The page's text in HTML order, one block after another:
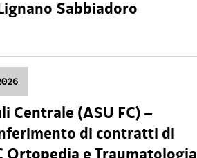
Sabbiadoro
Centrale (ASU FC) –
di contratti di